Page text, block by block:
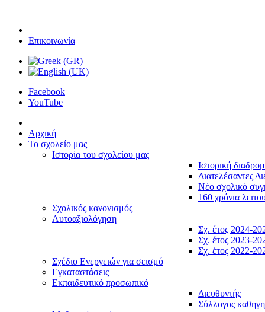
Επικοινωνία
Facebook
YouTube
Αρχική
Το σχολείο μας
Ιστορία του σχολείου μας
Ιστορική
Διατελέσαντες
Νέο σχολικό
160 χρόνια
Σχολικός κανονισμός
Αυτοαξιολόγηση
Σχ. έτος 2024-
Σχ. έτος 2023-
Σχ. έτος 2022-
Σχέδιο Ενεργειών για σεισμό
Εγκαταστάσεις
Εκπαιδευτικό προσωπικό
Διευθυντής
Σύλλογος